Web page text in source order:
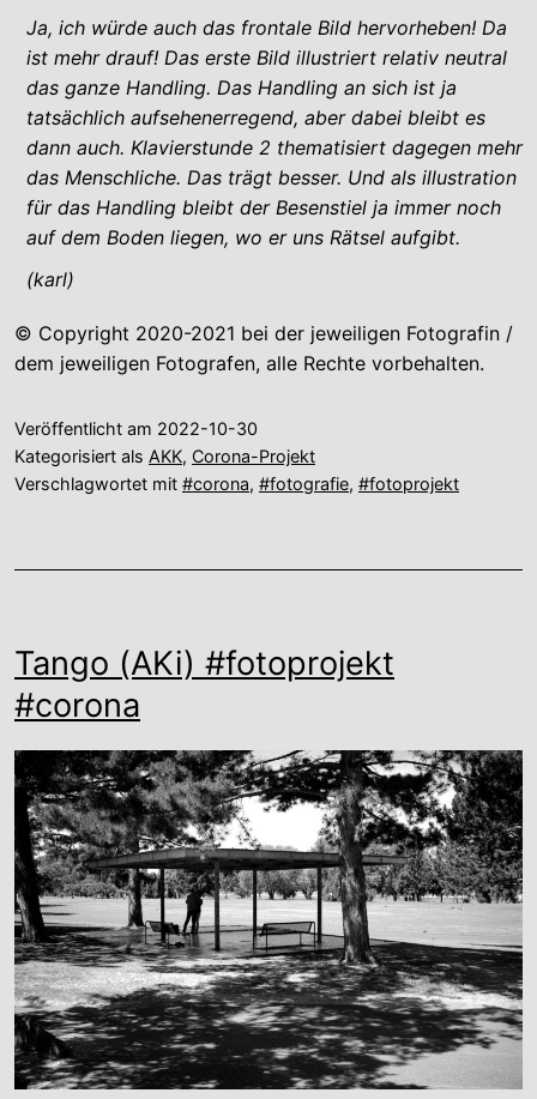
Ja, ich würde auch das frontale Bild hervorheben! Da
ist mehr drauf! Das erste Bild illustriert relativ neutral
das ganze Handling. Das Handling an sich ist ja
tatsächlich aufsehenerregend, aber dabei bleibt es
dann auch. Klavierstunde 2 thematisiert dagegen mehr
das Menschliche. Das trägt besser. Und als illustration
für das Handling bleibt der Besenstiel ja immer noch
auf dem Boden liegen, wo er uns Rätsel aufgibt.
(karl)
© Copyright 2020-2021 bei der jeweiligen Fotografin /
dem jeweiligen Fotografen, alle Rechte vorbehalten.
Veröffentlicht am 2022-10-30
Kategorisiert als AKK, Corona-Projekt
Verschlagwortet mit #corona, #fotografie, #fotoprojekt
Tango (AKi) #fotoprojekt
#corona